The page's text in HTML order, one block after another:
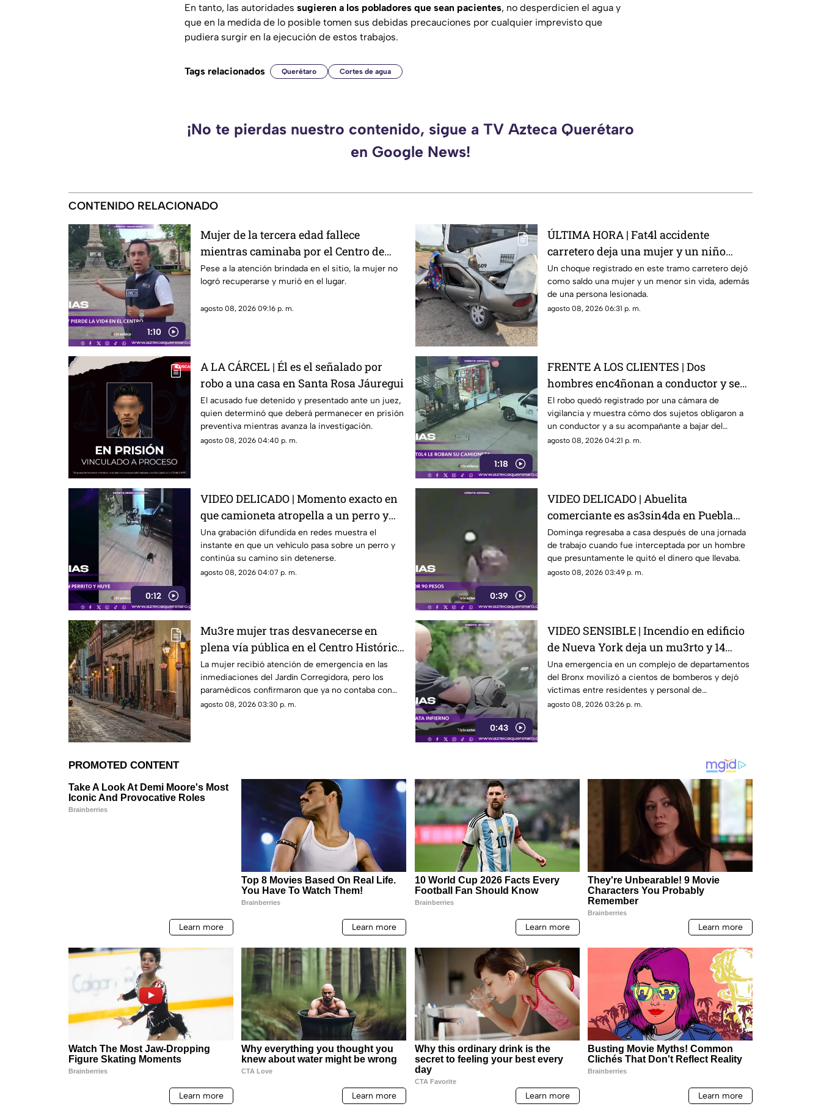
En tanto, las autoridades sugieren a los pobladores que sean pacientes, no desperdicien el agua y
que en la medida de lo posible tomen sus debidas precauciones por cualquier imprevisto que
pudiera surgir en la ejecución de estos trabajos.
Tags relacionados Querétaro Cortes de agua
¡No te pierdas nuestro contenido, sigue a TV Azteca Querétaro
en Google News!
CONTENIDO RELACIONADO
1:10
Mujer de la tercera edad fallece
mientras caminaba por el Centro de
Querétaro
Pese a la atención brindada en el sitio, la mujer no
logró recuperarse y murió en el lugar.
agosto 08, 2026 09:16 p. m.
ÚLTIMA HORA | Fat4l accidente
carretero deja una mujer y un niño
mu3rtos en San Juan del Río
Un choque registrado en este tramo carretero dejó
como saldo una mujer y un menor sin vida, además
de una persona lesionada.
agosto 08, 2026 06:31 p. m.
A LA CÁRCEL | Él es el señalado por
robo a una casa en Santa Rosa Jáuregui
El acusado fue detenido y presentado ante un juez,
quien determinó que deberá permanecer en prisión
preventiva mientras avanza la investigación.
agosto 08, 2026 04:40 p. m.
1:18
FRENTE A LOS CLIENTES | Dos
hombres enc4ñonan a conductor y se
llevan su camioneta
El robo quedó registrado por una cámara de
vigilancia y muestra cómo dos sujetos obligaron a
un conductor y a su acompañante a bajar del
vehículo.
agosto 08, 2026 04:21 p. m.
0:12
VIDEO DELICADO | Momento exacto en
que camioneta atropella a un perro y
conductor escapa
Una grabación difundida en redes muestra el
instante en que un vehículo pasa sobre un perro y
continúa su camino sin detenerse.
agosto 08, 2026 04:07 p. m.
0:39
VIDEO DELICADO | Abuelita
comerciante es as3sin4da en Puebla
por 90 pesos
Dominga regresaba a casa después de una jornada
de trabajo cuando fue interceptada por un hombre
que presuntamente le quitó el dinero que llevaba.
agosto 08, 2026 03:49 p. m.
Mu3re mujer tras desvanecerse en
plena vía pública en el Centro Histórico
de Querétaro
La mujer recibió atención de emergencia en las
inmediaciones del Jardín Corregidora, pero los
paramédicos confirmaron que ya no contaba con
signos vitales.
agosto 08, 2026 03:30 p. m.
0:43
VIDEO SENSIBLE | Incendio en edificio
de Nueva York deja un mu3rto y 14
heridos
Una emergencia en un complejo de departamentos
del Bronx movilizó a cientos de bomberos y dejó
víctimas entre residentes y personal de
emergencia.
agosto 08, 2026 03:26 p. m.